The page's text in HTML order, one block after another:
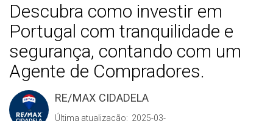
Descubra como investir em
Portugal com tranquilidade e
segurança, contando com um
Agente de Compradores.
RE/MAX CIDADELA
Última atualização: 2025-03-